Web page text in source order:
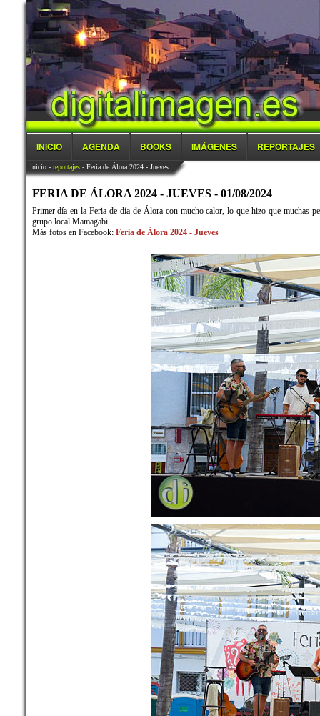
INICIO AGENDA BOOKS IMÁGENES REPORTAJES
inicio- reportajes- Feria de Álora 2024 - Jueves
FERIA DE ÁLORA 2024 - JUEVES - 01/08/2024
Primer día en la Feria de día de Álora con mucho calor, lo que hizo que muchas
grupo local Mamagabi.
Más fotos en Facebook: Feria de Álora 2024 - Jueves